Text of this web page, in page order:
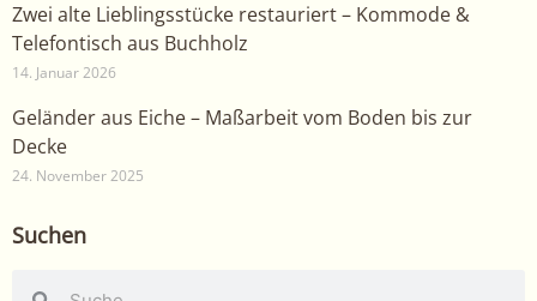
Zwei alte Lieblingsstücke restauriert – Kommode &
Telefontisch aus Buchholz
14. Januar 2026
Geländer aus Eiche – Maßarbeit vom Boden bis zur
Decke
24. November 2025
Suchen